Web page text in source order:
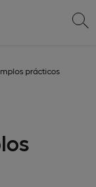
prácticos